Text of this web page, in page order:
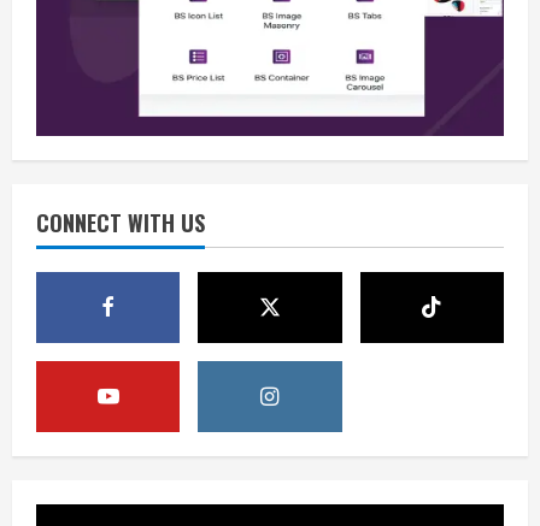
CONNECT WITH US
Sekolah Rakyat, Upaya Negara
Memutus Kemiskinan Antargenerasi
August 10, 2026
3
Pemerintah Perkuat Tata Kelola
Manfaat
August 10, 2026
APBN untuk Sekolah Rakyat adalah
Bukti Negara Berpihak pada Mobilitas
Sosial
August 10, 2026
Berita
Dapur MBG yang Abaikan Sanitasi